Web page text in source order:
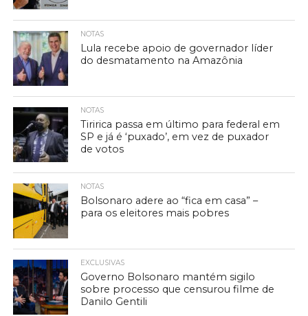
NOTAS
Lula recebe apoio de governador líder
do desmatamento na Amazônia
NOTAS
Tiririca passa em último para federal em
SP e já é ‘puxado’, em vez de puxador
de votos
NOTAS
Bolsonaro adere ao “fica em casa” –
para os eleitores mais pobres
EXCLUSIVAS
Governo Bolsonaro mantém sigilo
sobre processo que censurou filme de
Danilo Gentili